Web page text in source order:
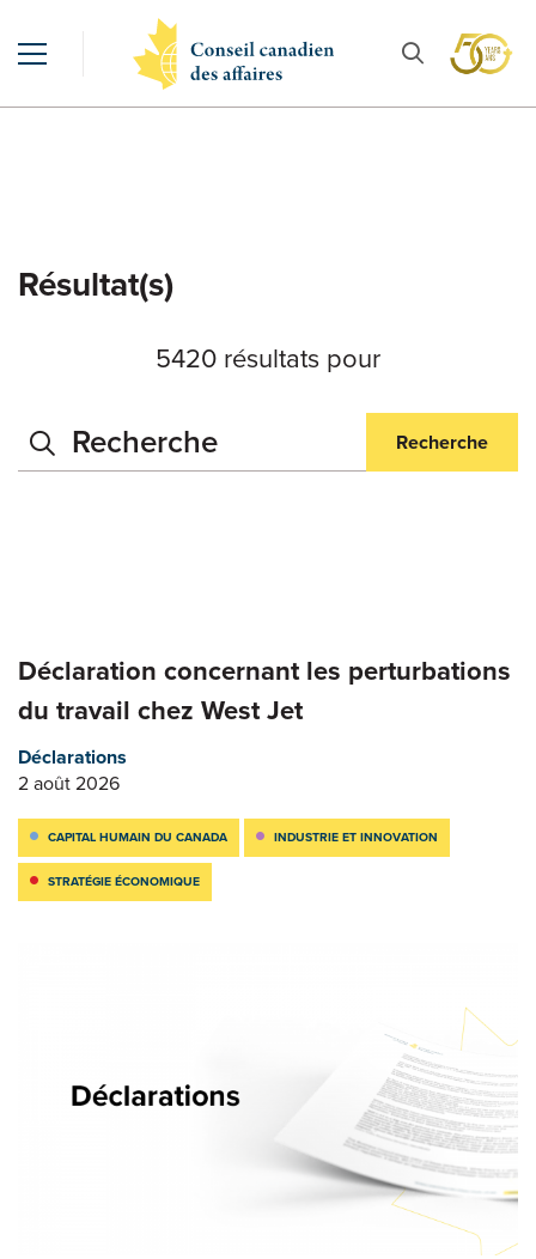
Résultat(s)
5420 résultats pour
Recherche
Déclaration concernant les perturbations
du travail chez West Jet
Déclarations
2 août 2026
CAPITAL HUMAIN DU CANADA INDUSTRIE ET INNOVATION
STRATÉGIE ÉCONOMIQUE